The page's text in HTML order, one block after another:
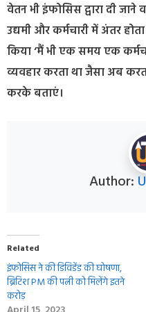
वेतन भी इंफोसिस द्वारा दी
उद्यमी और कर्मचारी में अंतर
किया ‘मैं भी एक समय एक
व्यवहार करता था जैसा अब
करके बताएं।
Author:
Related
इंफोसिस ने की डिविडेंड की घोषणा,
ब्रिटिश PM की पत्नी को मिलेंगे इतने
करोड़